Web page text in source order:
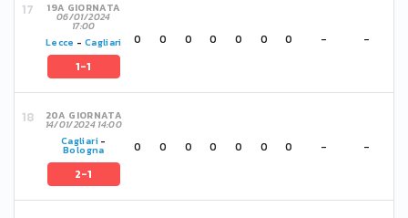
19A GIORNATA
06/01/2024
17:00
Lecce - Cagliari
1-1
0 0 0 0 0 0 0 - -
20A GIORNATA
14/01/2024 14:00
Cagliari-
Bologna
2-1
0 0 0 0 0 0 0 - -